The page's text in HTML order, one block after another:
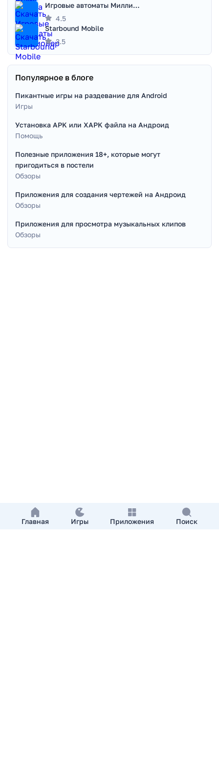
Главная Игры Приложения Поиск
Игровые автоматы Миллионер
4.5
Starbound Mobile
3.5
Популярное в блоге
Пикантные игры на раздевание для Android
Игры
Установка APK или XAPK файла на Андроид
Помощь
Полезные приложения 18+, которые могут
пригодиться в постели
Обзоры
Приложения для создания чертежей на Андроид
Обзоры
Приложения для просмотра музыкальных клипов
Обзоры